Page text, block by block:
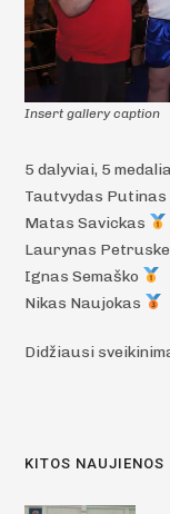
Insert gallery caption
5 dalyviai, 5
Tautvydas Putinas
Matas Savickas
Laurynas
Ignas Semaško
Nikas Naujokas
Didžiausi
KITOS NAUJIENOS